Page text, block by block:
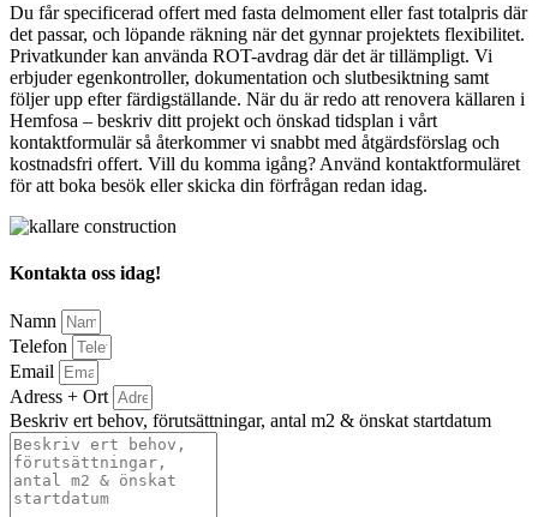
Du får specificerad offert med fasta delmoment eller fast totalpris där
det passar, och löpande räkning när det gynnar projektets flexibilitet.
Privatkunder kan använda ROT-avdrag där det är tillämpligt. Vi
erbjuder egenkontroller, dokumentation och slutbesiktning samt
följer upp efter färdigställande. När du är redo att renovera källaren i
Hemfosa – beskriv ditt projekt och önskad tidsplan i vårt
kontaktformulär så återkommer vi snabbt med åtgärdsförslag och
kostnadsfri offert. Vill du komma igång? Använd kontaktformuläret
för att boka besök eller skicka din förfrågan redan idag.
Kontakta oss idag!
Namn
Telefon
Email
Adress + Ort
Beskriv ert behov, förutsättningar, antal m2 & önskat startdatum